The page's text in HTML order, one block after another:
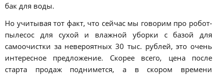
бак для воды.
Но учитывая тот факт, что сейчас мы говорим про робот-
пылесос для сухой и влажной уборки с базой для
самоочистки за невероятных 30 тыс. рублей, это очень
интересное предложение. Скорее всего, цена после
старта продаж поднимется, а в скором времени